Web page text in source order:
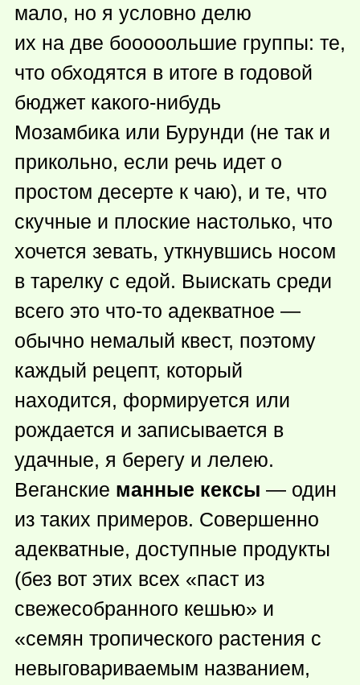
мало, но я условно делю
их на две бооооольшие группы: те,
что обходятся в итоге в годовой
бюджет какого-нибудь
Мозамбика или Бурунди (не так и
прикольно, если речь идет о
простом десерте к чаю), и те, что
скучные и плоские настолько, что
хочется зевать, уткнувшись носом
в тарелку с едой. Выискать среди
всего это что-то адекватное —
обычно немалый квест, поэтому
каждый рецепт, который
находится, формируется или
рождается и записывается в
удачные, я берегу и лелею.
Веганские манные кексы — один
из таких примеров. Совершенно
адекватные, доступные продукты
(без вот этих всех «паст из
свежесобранного кешью» и
«семян тропического растения с
невыговариваемым названием,